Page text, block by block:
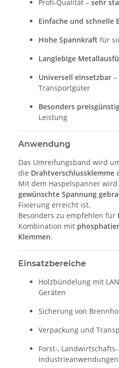
Profi-Qualität – sehr
Einfache und schnelle
Hohe Spannkraft für
Langlebige
Universell einsetzbar
Transportgüter
Besonders
Leistung
Anwendung
Das Umreifungsband wird
die Drahtverschlussklemme
Mit dem Haspelspanner
gewünschte Spannung
Fixierung erreicht ist.
Besonders zu empfehlen für
Kombination mit
Klemmen.
Einsatzbereiche
Holzbündelung mit
Geräten
Sicherung von
Verpackung und
Forst-,
Industrieanwendungen